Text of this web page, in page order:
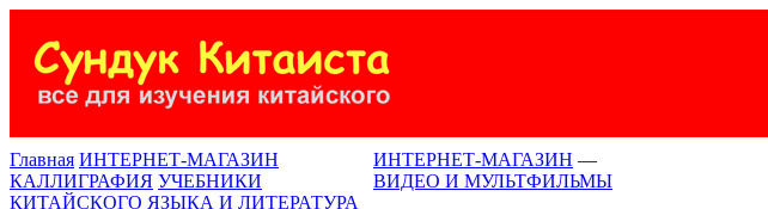
ИНТЕРНЕТ-МАГАЗИН —
ВИДЕО И МУЛЬТФИЛЬМЫ
Главная ИНТЕРНЕТ-МАГАЗИН
КАЛЛИГРАФИЯ УЧЕБНИКИ
КИТАЙСКОГО ЯЗЫКА И ЛИТЕРАТУРА